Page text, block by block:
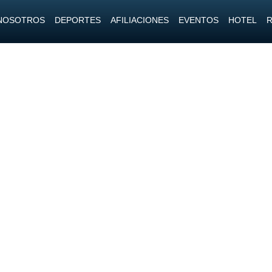
DEPORTES AFILIACIONES EVENTOS HOTEL